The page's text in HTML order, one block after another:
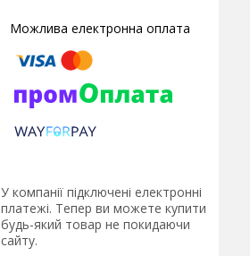
У компанії підключені електронні
платежі. Тепер ви можете купити
будь-який товар не покидаючи
сайту.